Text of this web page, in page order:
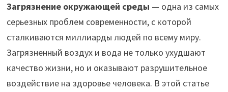
Загрязнение окружающей среды — одна из самых
серьезных проблем современности, с которой
сталкиваются миллиарды людей по всему миру.
Загрязненный воздух и вода не только ухудшают
качество жизни, но и оказывают разрушительное
воздействие на здоровье человека. В этой статье